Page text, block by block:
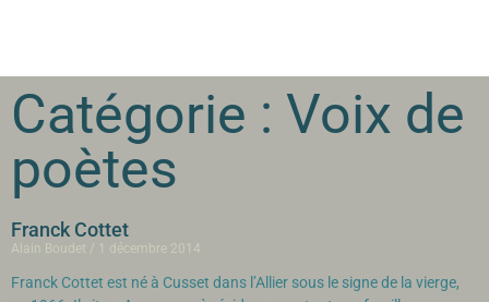
Catégorie : Voix de
poètes
Franck Cottet
Alain Boudet 1 décembre 2014
Franck Cottet est né à Cusset dans l’Allier sous le signe de la vierge,